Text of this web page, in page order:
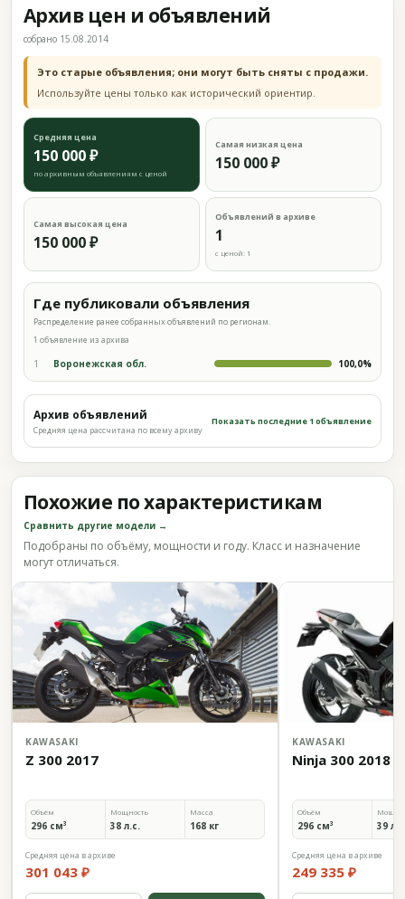
Архив цен и объявлений
собрано 15.08.2014
Это старые объявления; они могут быть сняты с продажи.
Используйте цены только как исторический ориентир.
Средняя цена
150 000 ₽
по архивным объявлениям с ценой
Самая низкая цена
150 000 ₽
Самая высокая цена
150 000 ₽
Объявлений в архиве
1
с ценой: 1
Где публиковали объявления
Распределение ранее собранных объявлений по регионам.
1 объявление из архива
1 Воронежская обл. 100,0%
Архив объявлений
Средняя цена рассчитана по всему архиву
Показать последние 1 объявление
Похожие по характеристикам
Сравнить другие модели →
Подобраны по объёму, мощности и году. Класс и назначение
могут отличаться.
KAWASAKI
Z 300 2017
Объём
296 см³
Мощность
38 л.с.
Масса
168 кг
Средняя цена в архиве
301 043 ₽
KAWASAKI
Ninja 300 2018
Объём
296 см³ 39
Средняя цена в архиве
249 335 ₽